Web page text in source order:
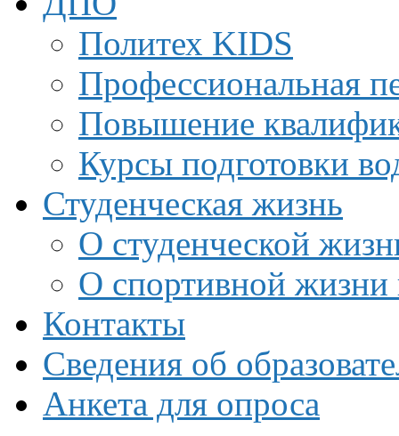
Политех KIDS
Профессиональная
Повышение
Курсы подготовки
Студенческая жизнь
О студенческой
О спортивной жизни
Контакты
Сведения об
Анкета для опроса